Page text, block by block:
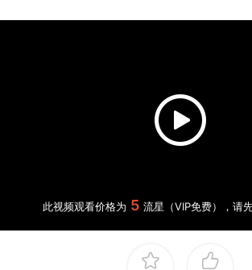
此视频观看价格为 5 流星（VIP免费），请